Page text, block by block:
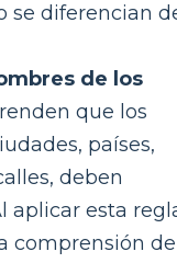
se diferencian
de los
que los
países,
deben
aplicar esta
comprensión de